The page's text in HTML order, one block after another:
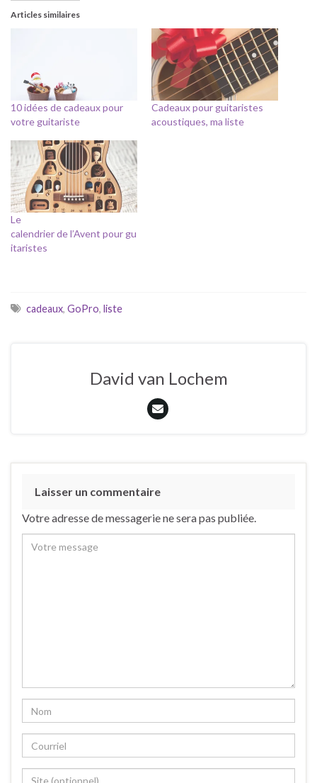
Articles similaires
10 idées de cadeaux pour
votre guitariste
Cadeaux pour guitaristes
acoustiques, ma liste
Le
calendrier de l’Avent pour gu
itaristes
cadeaux, GoPro, liste
David van Lochem
Laisser un commentaire
Votre adresse de messagerie ne sera pas publiée.